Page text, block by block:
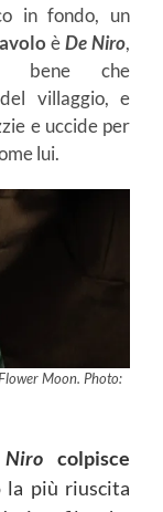
in fondo, un
èDe Niro,
bene che
villaggio, e
e uccide per
lui.
Moon. Photo:
Niro colpisce
la più riuscita